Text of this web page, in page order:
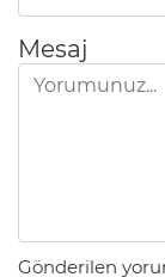
Mesaj
Gönderilen